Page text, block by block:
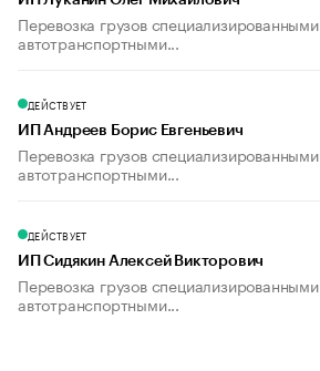
Перевозка грузов специализированными
автотранспортными...
ДЕЙСТВУЕТ
ИП Андреев Борис Евгеньевич
Перевозка грузов специализированными
автотранспортными...
ДЕЙСТВУЕТ
ИП Сидякин Алексей Викторович
Перевозка грузов специализированными
автотранспортными...